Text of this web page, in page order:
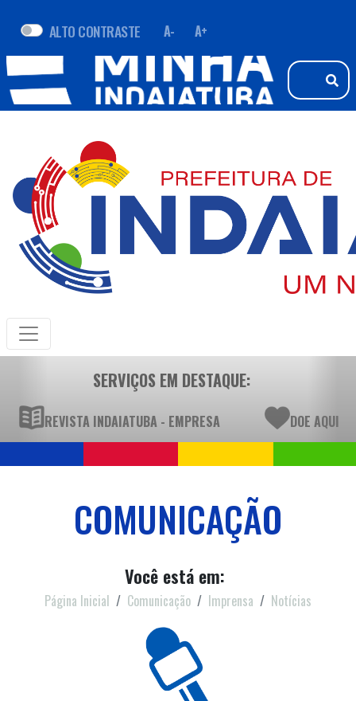
ALTO CONTRASTE A- A+
SERVIÇOS EM DESTAQUE:
REVISTA INDAIATUBA - EMPRESA DOE AQUI
COMUNICAÇÃO
Você está em:
Página Inicial Comunicação Imprensa Notícias